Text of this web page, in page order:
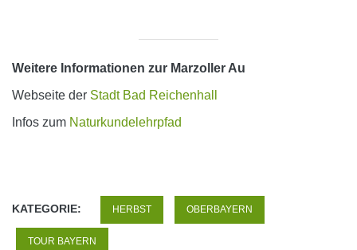
Weitere Informationen zur Marzoller Au
Webseite der Stadt Bad Reichenhall
Infos zum Naturkundelehrpfad
KATEGORIE: HERBST OBERBAYERN
TOUR BAYERN